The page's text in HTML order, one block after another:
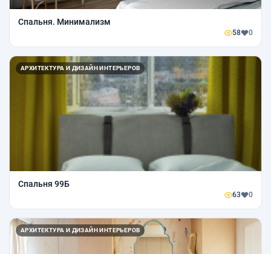
Спальня. Минимализм
58 0
АРХИТЕКТУРА И ДИЗАЙН ИНТЕРЬЕРОВ
Спальня 99Б
63 0
АРХИТЕКТУРА И ДИЗАЙН ИНТЕРЬЕРОВ